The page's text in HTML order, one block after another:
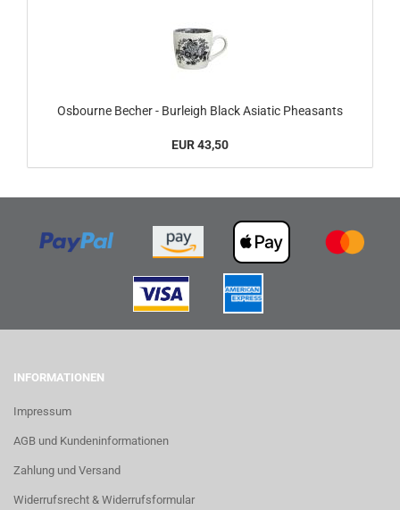
Osbourne Becher - Burleigh Black Asiatic Pheasants
EUR 43,50
INFORMATIONEN
Impressum
AGB und Kundeninformationen
Zahlung und Versand
Widerrufsrecht & Widerrufsformular